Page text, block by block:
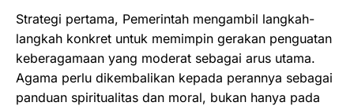
Strategi pertama, Pemerintah mengambil langkah-
langkah konkret untuk memimpin gerakan penguatan
keberagamaan yang moderat sebagai arus utama.
Agama perlu dikembalikan kepada perannya sebagai
panduan spiritualitas dan moral, bukan hanya pada